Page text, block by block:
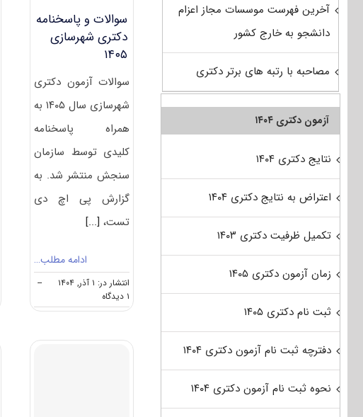
سوالات و پاسخنامه
دکتری شهرسازی
۱۴۰۵
سوالات آزمون دکتری
شهرسازی سال ۱۴۰۵ به
همراه پاسخنامه
کلیدی توسط سازمان
سنجش منتشر شد. به
گزارش پی اچ دی
تست،[...]
ادامه مطلب…
انتشار در: ۱ آذر, ۱۴۰۴
--
۱ دیدگاه
on
سوالات
آخرین فهرست موسسات مجاز اعزام
دانشجو به خارج کشور
مصاحبه با رتبه های برتر دکتری
آزمون دکتری ۱۴۰۴
نتایج دکتری ۱۴۰۴
اعتراض به نتایج دکتری ۱۴۰۴
تکمیل ظرفیت دکتری ۱۴۰۳
زمان آزمون دکتری ۱۴۰۵
ثبت نام دکتری ۱۴۰۵
دفترچه ثبت نام آزمون دکتری ۱۴۰۴
نحوه ثبت نام آزمون دکتری ۱۴۰۴